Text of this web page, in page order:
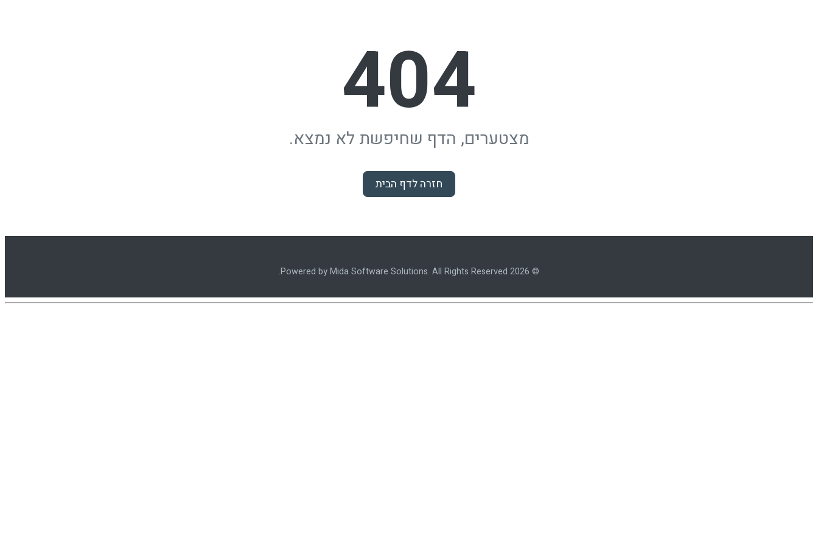
404
מצטערים, הדף שחיפשת לא נמצא.
חזרה לדף הבית
© 2026 Powered by Mida Software Solutions. All Rights Reserved.